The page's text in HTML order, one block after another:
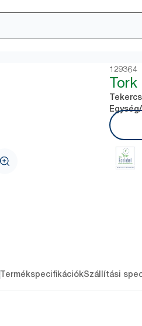
129364
Tork
TermékspecifikációkSzállítási